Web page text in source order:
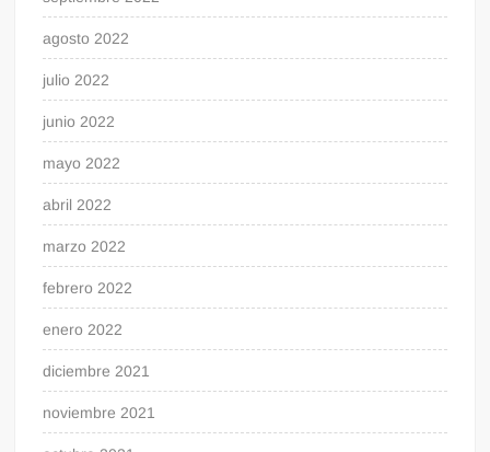
agosto 2022
julio 2022
junio 2022
mayo 2022
abril 2022
marzo 2022
febrero 2022
enero 2022
diciembre 2021
noviembre 2021